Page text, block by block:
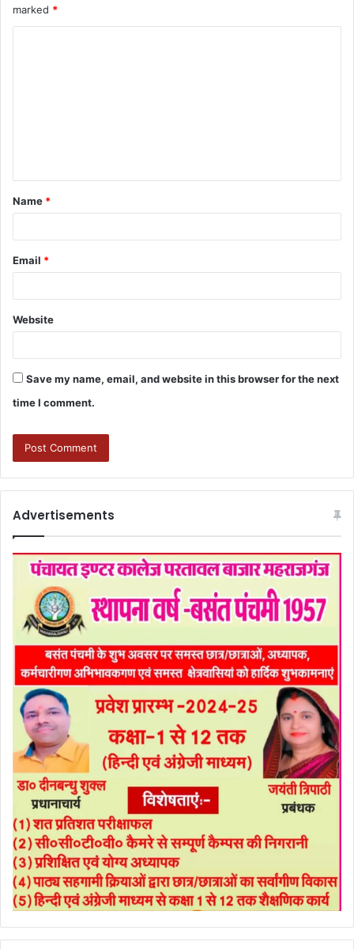
marked *
Name *
Email *
Website
Save my name, email, and website in this browser for the next
time I comment.
Advertisements